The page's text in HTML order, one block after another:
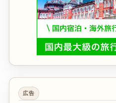
広告